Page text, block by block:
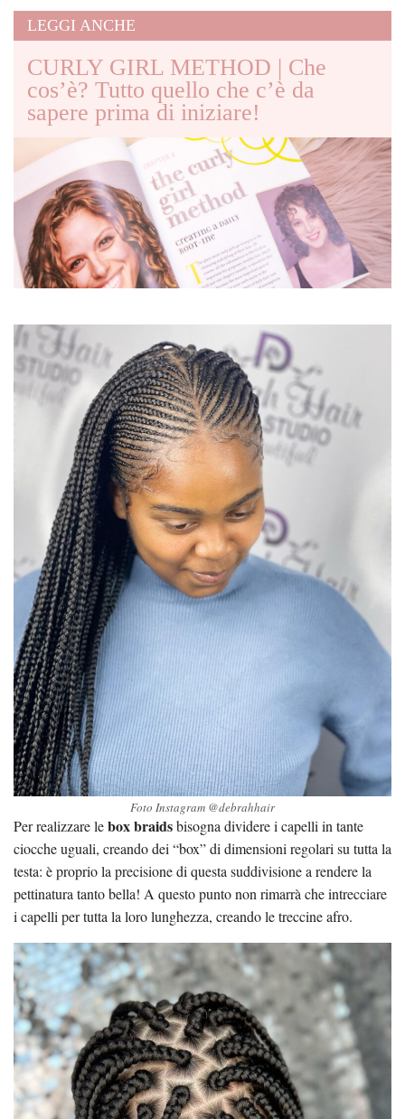
LEGGI ANCHE
CURLY GIRL METHOD | Che
cos’è? Tutto quello che c’è da
sapere prima di iniziare!
Foto Instagram @debrahhair
Per realizzare lebox braidsbisogna dividere i capelli in tante
ciocche uguali, creando dei “box” di dimensioni regolari su tutta la
testa: è proprio la precisione di questa suddivisione a rendere la
pettinatura tanto bella! A questo punto non rimarrà che intrecciare
i capelli per tutta la loro lunghezza, creando le treccine afro.